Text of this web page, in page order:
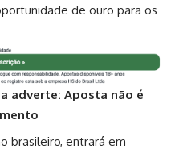
de ouro para os
adverte: Aposta não é
brasileiro, entrará em